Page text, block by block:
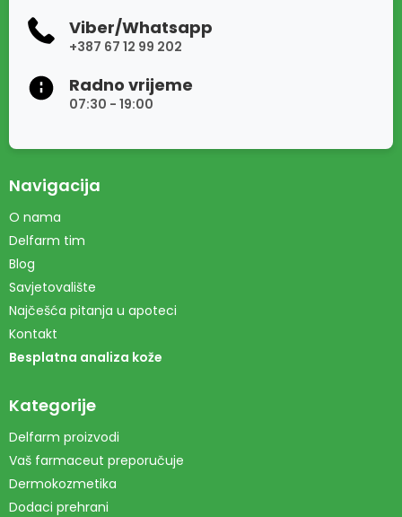
Viber/Whatsapp
+387 67 12 99 202
Radno vrijeme
07:30 - 19:00
Navigacija
O nama
Delfarm tim
Blog
Savjetovalište
Najčešća pitanja u apoteci
Kontakt
Besplatna analiza kože
Kategorije
Delfarm proizvodi
Vaš farmaceut preporučuje
Dermokozmetika
Dodaci prehrani